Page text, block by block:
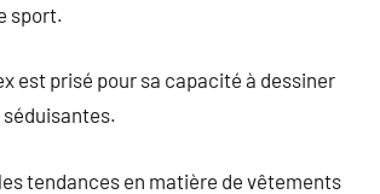
sport.
est prisé pour sa capacité à dessiner
tendances en matière de vêtements